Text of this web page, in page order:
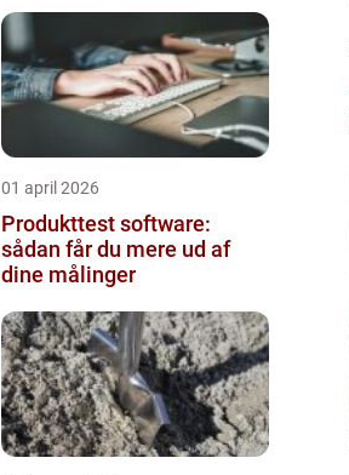
01 april 2026
Produkttest software:
sådan får du mere ud af
dine målinger